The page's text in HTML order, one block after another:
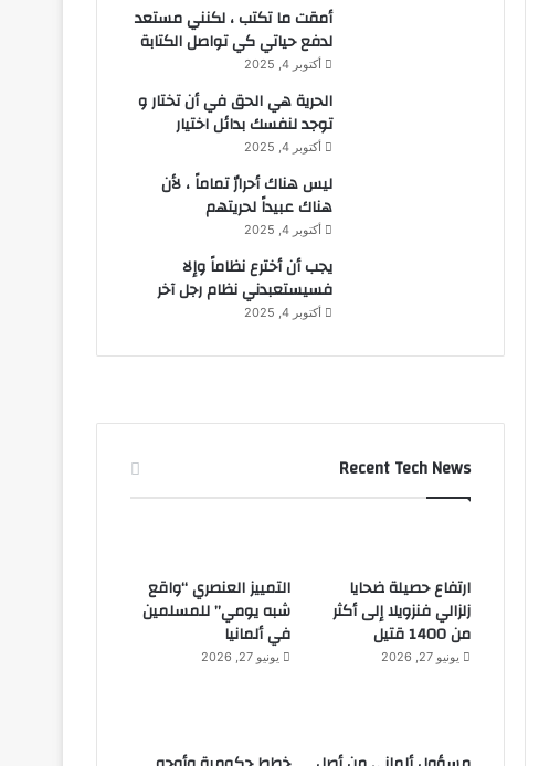
أمقت ما تكتب ، لكنني مستعد
لدفع حياتي كي تواصل الكتابة
أكتوبر 4, 2025
الحرية هي الحق في أن تختار و
توجد لنفسك بدائل اختيار
أكتوبر 4, 2025
ليس هناك أحرارٌ تماماً ، لأن
هناك عبيداً لحريتهم
أكتوبر 4, 2025
يجب أن أخترع نظاماً وإلا
فسيستعبدني نظام رجل آخر
أكتوبر 4, 2025
Recent Tech News
ارتفاع حصيلة ضحايا
زلزالي فنزويلا إلى أكثر
من 1400 قتيل
يونيو 27, 2026
التمييز العنصري “واقع
شبه يومي” للمسلمين
في ألمانيا
يونيو 27, 2026